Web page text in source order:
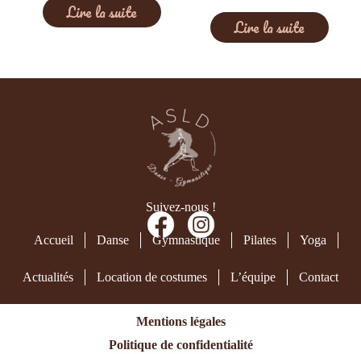
Lire la suite
Lire la suite
Suivez-nous !
Accueil Danse Gymnastique Pilates Yoga
Actualités Location de costumes L’équipe Contact
Mentions légales
Politique de confidentialité